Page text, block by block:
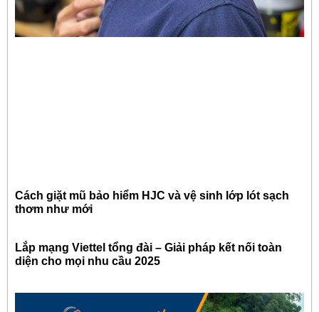
Cách giặt mũ bảo hiểm HJC và vệ sinh lớp lót sạch
thơm như mới
Lắp mạng Viettel tổng đài – Giải pháp kết nối toàn
diện cho mọi nhu cầu 2025